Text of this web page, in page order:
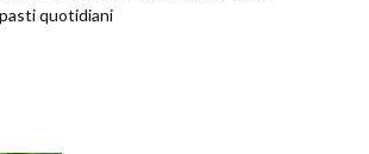
quotidiani